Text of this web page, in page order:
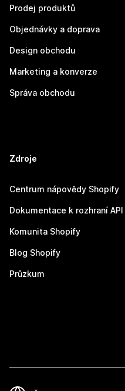
Prodej produktů
Objednávky a doprava
Design obchodu
Marketing a konverze
Správa obchodu
Zdroje
Centrum nápovědy Shopify
Dokumentace k rozhraní API
Komunita Shopify
Blog Shopify
Průzkum